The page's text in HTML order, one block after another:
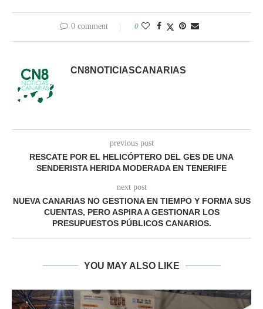
0 comment 0
CN8NOTICIASCANARIAS
previous post
RESCATE POR EL HELICÓPTERO DEL GES DE UNA
SENDERISTA HERIDA MODERADA EN TENERIFE
next post
NUEVA CANARIAS NO GESTIONA EN TIEMPO Y FORMA SUS
CUENTAS, PERO ASPIRA A GESTIONAR LOS
PRESUPUESTOS PÚBLICOS CANARIOS.
YOU MAY ALSO LIKE